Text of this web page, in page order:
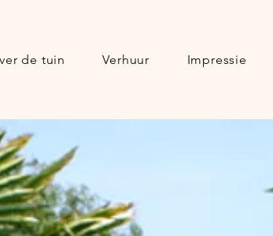
de tuin Verhuur Impressie